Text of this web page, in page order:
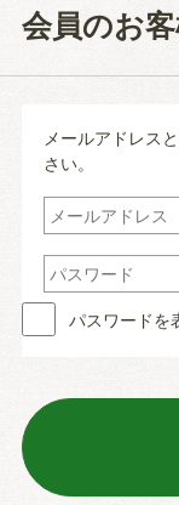
会員のお
メールアドレス
さい。
パスワードを